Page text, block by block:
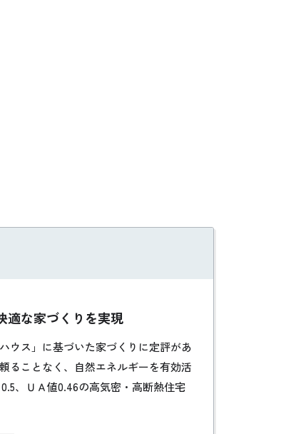
適な家づくりを実現
ウス」に基づいた家づくりに定評があ
ることなく、自然エネルギーを有効活
、ＵＡ値0.46の高気密・高断熱住宅
、住むほどに健康になる住まいづく